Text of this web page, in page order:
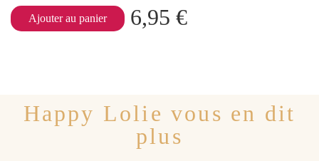
Ajouter au panier 6,95 €
Happy Lolie vous en dit
plus